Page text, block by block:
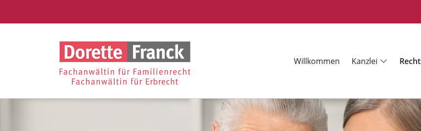
Willkommen Kanzlei